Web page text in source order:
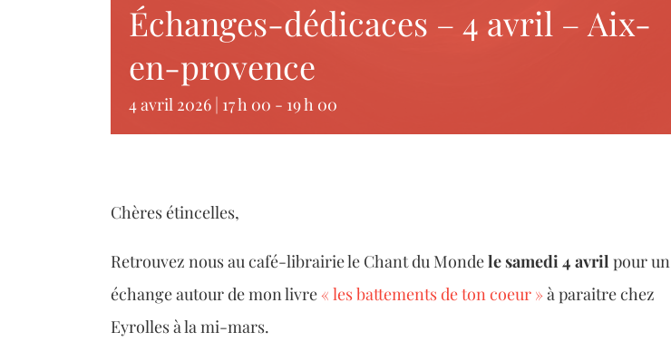
Échanges-dédicaces – 4 avril – Aix-
en-provence
4 avril 2026 | 17 h 00 - 19 h 00
Chères étincelles,
Retrouvez nous au café-librairie le Chant du Mondele samedi 4 avril pour un
échange autour de mon livre« les battements de ton coeur »à paraitre chez
Eyrolles à la mi-mars.